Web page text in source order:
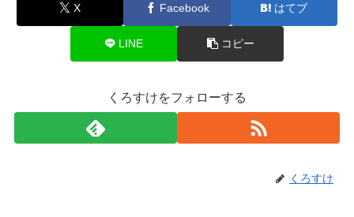
X Facebook はてブ
LINE コピー
くろすけをフォローする
くろすけ